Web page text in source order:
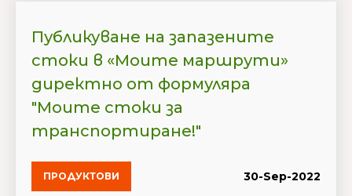
Публикуване на запазените
стоки в «Моите маршрути»
директно от формуляра
"Моите стоки за
транспортиране!"
ПРОДУКТОВИ 30-Sep-2022